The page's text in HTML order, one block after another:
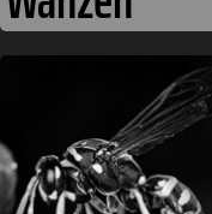
Zikaden